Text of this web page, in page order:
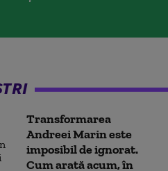
Transformarea
Andreei Marin este
imposibil de ignorat.
Cum arată acum, în